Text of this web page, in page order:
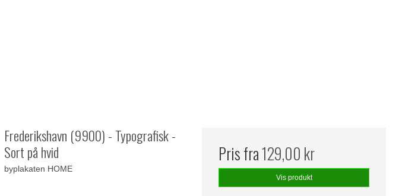
Frederikshavn (9900) - Typografisk -
Sort på hvid
byplakaten HOME
Pris fra129,00 kr
Vis produkt